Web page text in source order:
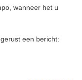
wanneer het u
een bericht: